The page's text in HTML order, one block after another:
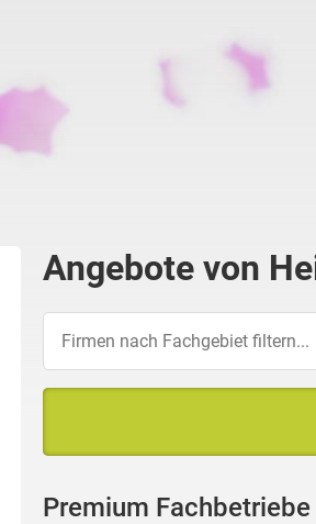
Angebote von
Premium